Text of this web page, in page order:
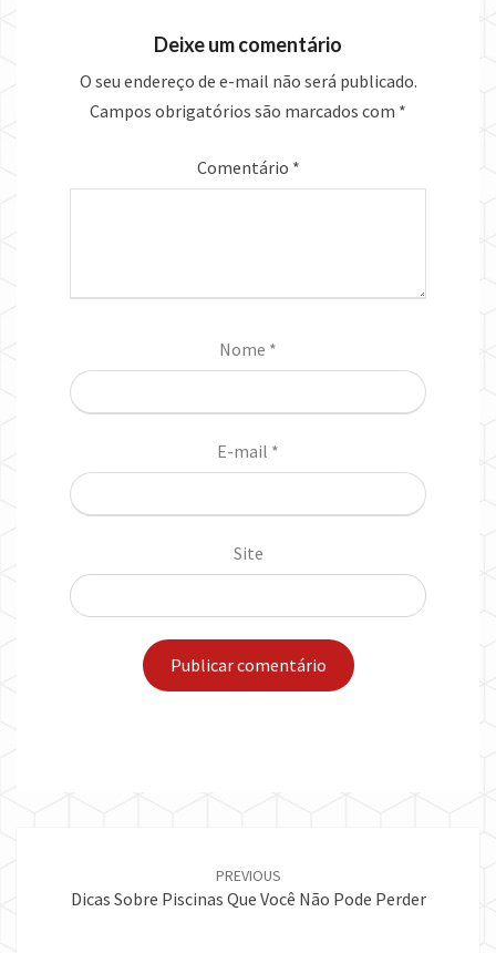
Deixe um comentário
O seu endereço de e-mail não será publicado.
Campos obrigatórios são marcados com *
Comentário *
Nome *
E-mail *
Site
PREVIOUS
Dicas Sobre Piscinas Que Você Não Pode Perder